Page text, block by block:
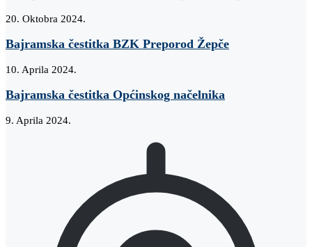
20. Oktobra 2024.
Bajramska čestitka BZK Preporod Žepče
10. Aprila 2024.
Bajramska čestitka Općinskog načelnika
9. Aprila 2024.